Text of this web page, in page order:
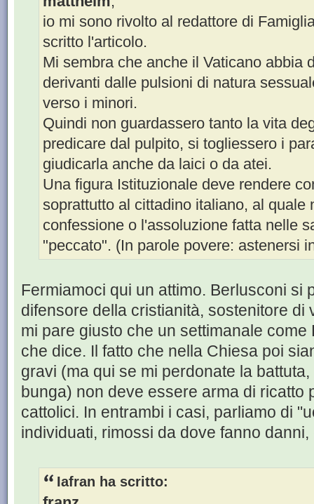
io mi sono rivolto al redattore di
scritto l'articolo.
Mi sembra che anche il Vaticano abbia
derivanti dalle pulsioni di natura
verso i minori.
Quindi non guardassero tanto la vita
predicare dal pulpito, si togliessero i
giudicarla anche da laici o da atei.
Una figura Istituzionale deve rendere
soprattutto al cittadino italiano, al quale
confessione o l'assoluzione fatta nelle
"peccato". (In parole povere: astenersi
Fermiamoci qui un attimo. Berlusconi si
difensore della cristianità, sostenitore di
mi pare giusto che un settimanale
che dice. Il fatto che nella Chiesa poi
gravi (ma qui se mi perdonate la
bunga) non deve essere arma di ricatto
cattolici. In entrambi i casi, parliamo di
individuati, rimossi da dove fanno danni,
Iafran ha scritto: